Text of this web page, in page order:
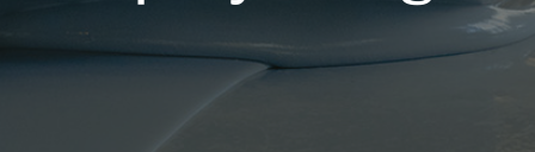
valgfrie. De er